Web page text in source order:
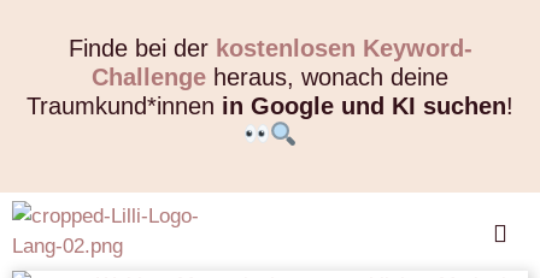
Finde bei der kostenlosen Keyword-
Challenge heraus, wonach deine
Traumkund*innen in Google und KI suchen!